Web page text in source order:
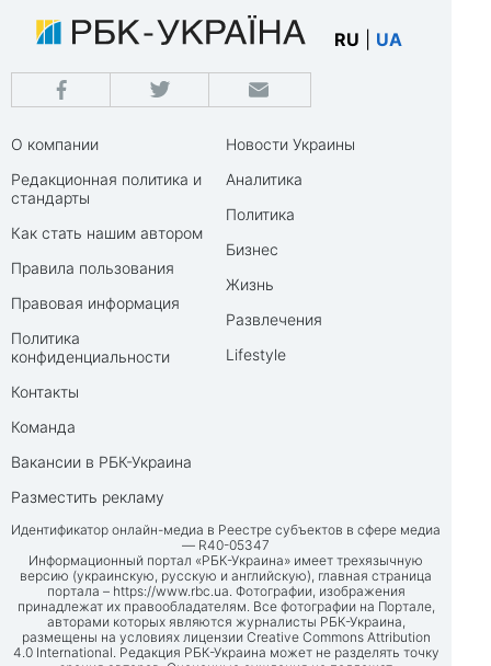
RU UA
О компании
Редакционная политика и
стандарты
Как стать нашим автором
Правила пользования
Правовая информация
Политика
конфиденциальности
Контакты
Команда
Вакансии в РБК-Украина
Разместить рекламу
Новости Украины
Аналитика
Политика
Бизнес
Жизнь
Развлечения
Lifestyle
Идентификатор онлайн-медиа в Реестре субъектов в сфере медиа
— R40-05347
Информационный портал «РБК-Украина» имеет трехязычную
версию (украинскую, русскую и английскую), главная страница
портала – https://www.rbc.ua. Фотографии, изображения
принадлежат их правообладателям. Все фотографии на Портале,
авторами которых являются журналисты РБК-Украина,
размещены на условиях лицензии Creative Commons Attribution
4.0 International. Редакция РБК-Украина может не разделять точку